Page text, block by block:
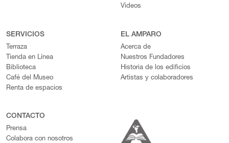
Videos
SERVICIOS
Terraza
Tienda en Línea
Biblioteca
Café del Museo
Renta de espacios
EL AMPARO
Acerca de
Nuestros Fundadores
Historia de los edificios
Artistas y colaboradores
CONTACTO
Prensa
Colabora con nosotros